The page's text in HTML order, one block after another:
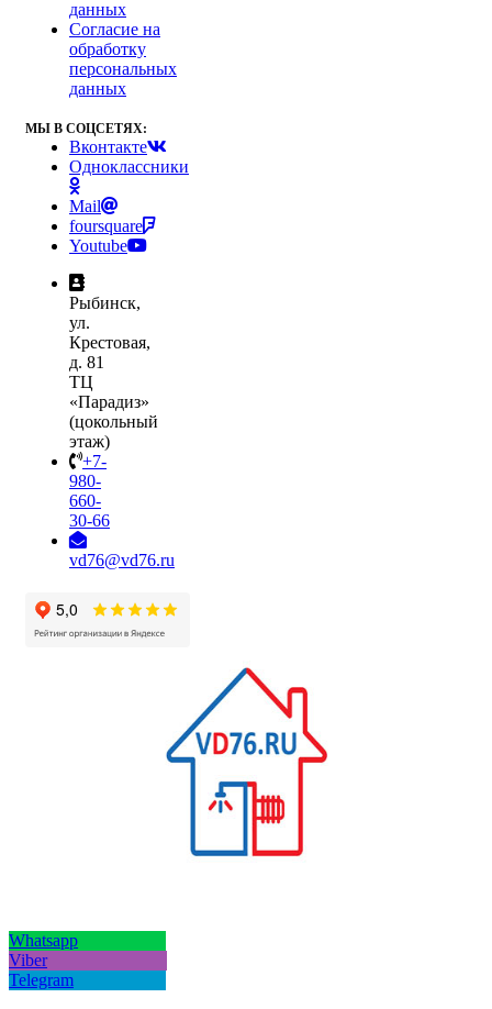
данных
Согласие на
обработку
персональных
данных
МЫ В СОЦСЕТЯХ:
Вконтакте
Одноклассники
Mail
foursquare
Youtube
Рыбинск,
ул.
Крестовая,
д. 81
ТЦ
«Парадиз»
(цокольный
этаж)
+7-
980-
660-
30-66
vd76@vd76.ru
Whatsapp
Viber
Telegram